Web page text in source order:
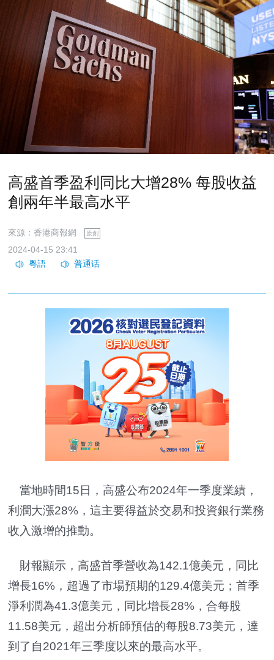
高盛首季盈利同比大增28% 每股收益
創兩年半最高水平
來源：香港商報網 原創
2024-04-15 23:41
當地時間15日，高盛公布2024年一季度業績，
利潤大漲28%，這主要得益於交易和投資銀行業務
收入激增的推動。
財報顯示，高盛首季營收為142.1億美元，同比
增長16%，超過了市場預期的129.4億美元；首季
淨利潤為41.3億美元，同比增長28%，合每股
11.58美元，超出分析師預估的每股8.73美元，達
到了自2021年三季度以來的最高水平。